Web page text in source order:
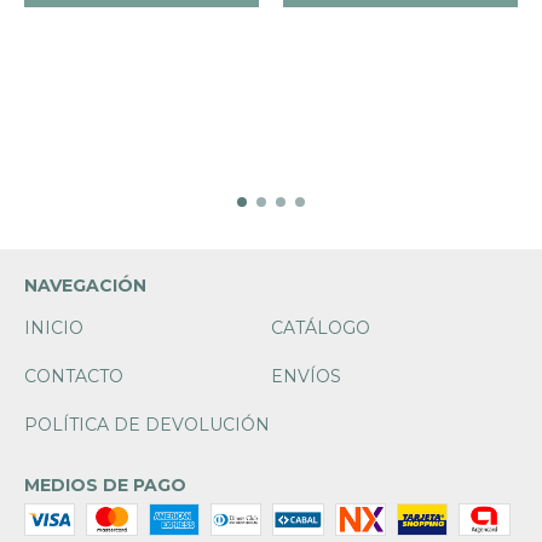
NAVEGACIÓN
INICIO
CATÁLOGO
CONTACTO ENVÍOS
POLÍTICA DE DEVOLUCIÓN
MEDIOS DE PAGO